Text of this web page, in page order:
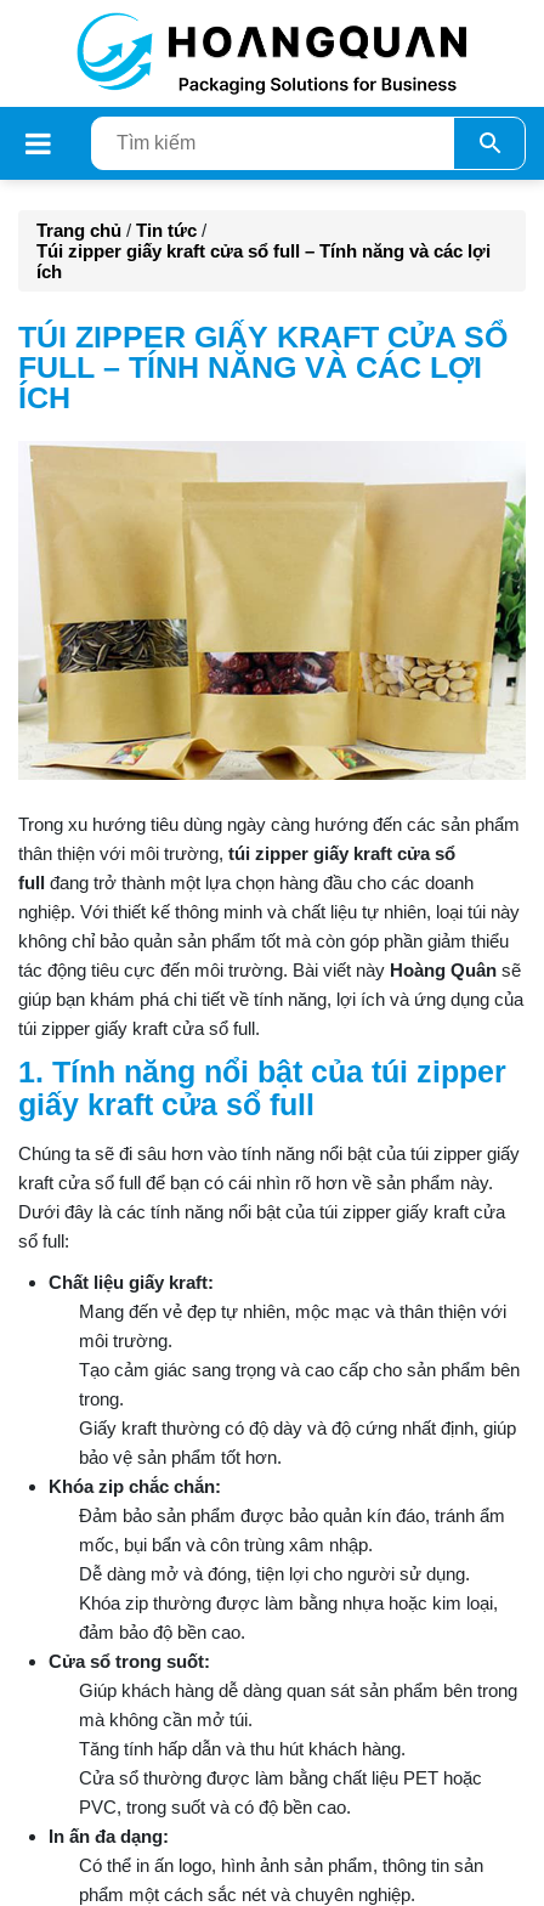
Trang chủ / Tin tức /
Túi zipper giấy kraft cửa sổ full – Tính năng và các lợi
ích
TÚI ZIPPER GIẤY KRAFT CỬA SỔ
FULL – TÍNH NĂNG VÀ CÁC LỢI
ÍCH
Trong xu hướng tiêu dùng ngày càng hướng đến các sản phẩm
thân thiện với môi trường, túi zipper giấy kraft cửa sổ
full đang trở thành một lựa chọn hàng đầu cho các doanh
nghiệp. Với thiết kế thông minh và chất liệu tự nhiên, loại túi này
không chỉ bảo quản sản phẩm tốt mà còn góp phần giảm thiểu
tác động tiêu cực đến môi trường. Bài viết này Hoàng Quân sẽ
giúp bạn khám phá chi tiết về tính năng, lợi ích và ứng dụng của
túi zipper giấy kraft cửa sổ full.
1. Tính năng nổi bật của túi zipper
giấy kraft cửa sổ full
Chúng ta sẽ đi sâu hơn vào tính năng nổi bật của túi zipper giấy
kraft cửa sổ full để bạn có cái nhìn rõ hơn về sản phẩm này.
Dưới đây là các tính năng nổi bật của túi zipper giấy kraft cửa
sổ full:
Chất liệu giấy kraft:
Mang đến vẻ đẹp tự nhiên, mộc mạc và thân thiện với
môi trường.
Tạo cảm giác sang trọng và cao cấp cho sản phẩm bên
trong.
Giấy kraft thường có độ dày và độ cứng nhất định, giúp
bảo vệ sản phẩm tốt hơn.
Khóa zip chắc chắn:
Đảm bảo sản phẩm được bảo quản kín đáo, tránh ẩm
mốc, bụi bẩn và côn trùng xâm nhập.
Dễ dàng mở và đóng, tiện lợi cho người sử dụng.
Khóa zip thường được làm bằng nhựa hoặc kim loại,
đảm bảo độ bền cao.
Cửa sổ trong suốt:
Giúp khách hàng dễ dàng quan sát sản phẩm bên trong
mà không cần mở túi.
Tăng tính hấp dẫn và thu hút khách hàng.
Cửa sổ thường được làm bằng chất liệu PET hoặc
PVC, trong suốt và có độ bền cao.
In ấn đa dạng:
Có thể in ấn logo, hình ảnh sản phẩm, thông tin sản
phẩm một cách sắc nét và chuyên nghiệp.